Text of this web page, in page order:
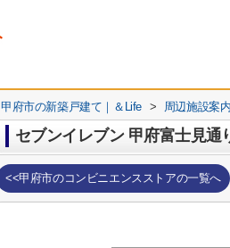
甲府市の新築戸建て｜＆Life > 周辺施設案内
セブンイレブン 甲府富士見通
<<甲府市のコンビニエンスストアの一覧へ